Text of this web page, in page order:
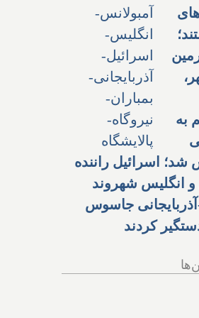
به
شد؛ اسرائیل راننده
و انگلیس شهروند
آذربایجانی جاسوس
کردند